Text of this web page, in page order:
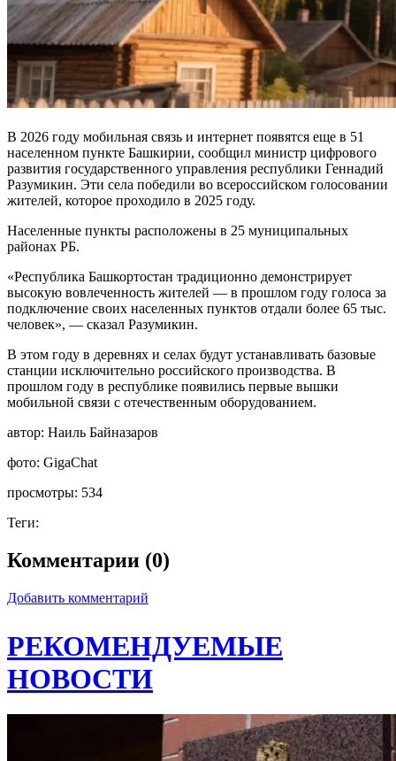
В 2026 году мобильная связь и интернет появятся еще в 51
населенном пункте Башкирии, сообщил министр цифрового
развития государственного управления республики Геннадий
Разумикин. Эти села победили во всероссийском голосовании
жителей, которое проходило в 2025 году.
Населенные пункты расположены в 25 муниципальных
районах РБ.
«Республика Башкортостан традиционно демонстрирует
высокую вовлеченность жителей — в прошлом году голоса за
подключение своих населенных пунктов отдали более 65 тыс.
человек», — сказал Разумикин.
В этом году в деревнях и селах будут устанавливать базовые
станции исключительно российского производства. В
прошлом году в республике появились первые вышки
мобильной связи с отечественным оборудованием.
автор: Наиль Байназаров
фото: GigaChat
просмотры: 534
Теги:
Комментарии (0)
Добавить комментарий
РЕКОМЕНДУЕМЫЕ
НОВОСТИ